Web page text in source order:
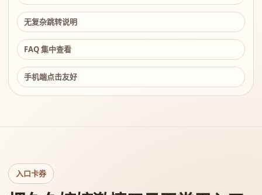
无复杂跳转说明
FAQ 集中查看
手机端点击友好
入口卡券